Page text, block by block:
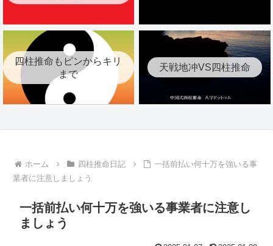
四柱推命もピンからキリ
まで
天戦地冲VS四柱推命
ホーム 四柱推命日記
一括前払い何十万を強いる事
業者に注意しましょう
一括前払い何十万を強いる事業者に注意し
ましょう